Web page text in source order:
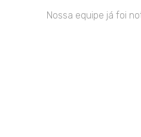
Nossa equipe já foi